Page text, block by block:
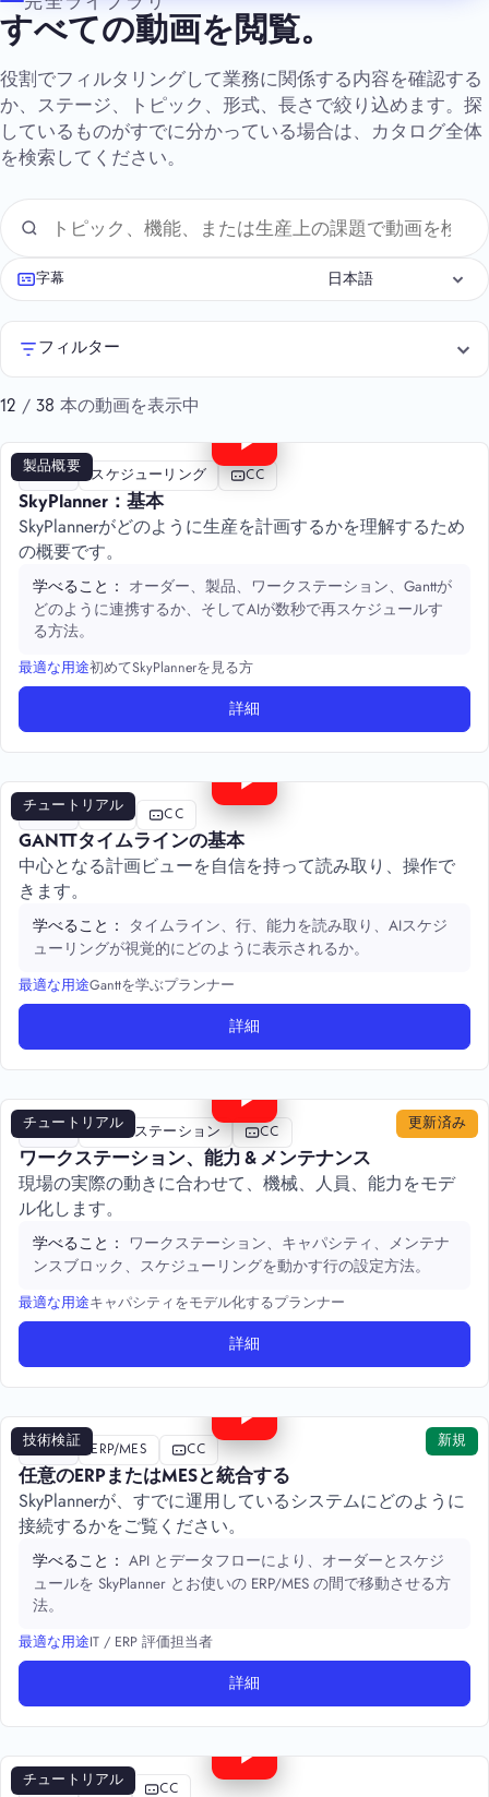
すべての動画を閲覧。
役割でフィルタリングして業務に関係する内容を確認する
か、ステージ、トピック、形式、長さで絞り込めます。探
しているものがすでに分かっている場合は、カタログ全体
を検索してください。
字幕
フィルター
12 / 38 本の動画を表示中
製品概要
探索 スケジューリング CC
SkyPlanner：基本
SkyPlannerがどのように生産を計画するかを理解するため
の概要です。
学べること：
オーダー、製品、ワークステーション、Ganttが
どのように連携するか、そしてAIが数秒で再スケジュールす
る方法。
最適な用途初めてSkyPlannerを見る方
詳細
チュートリアル
探索 Gantt CC
GANTTタイムラインの基本
中心となる計画ビューを自信を持って読み取り、操作で
きます。
学べること：
タイムライン、行、能力を読み取り、AIスケジ
ューリングが視覚的にどのように表示されるか。
最適な用途Ganttを学ぶプランナー
詳細
チュートリアル 更新済み
評価 ワークステーション CC
ワークステーション、能力 & メンテナンス
現場の実際の動きに合わせて、機械、人員、能力をモデ
ル化します。
学べること：
ワークステーション、キャパシティ、メンテナ
ンスブロック、スケジューリングを動かす行の設定方法。
最適な用途キャパシティをモデル化するプランナー
詳細
技術検証 新規
技術 ERP/MES CC
任意のERPまたはMESと統合する
SkyPlannerが、すでに運用しているシステムにどのように
接続するかをご覧ください。
学べること：
API とデータフローにより、オーダーとスケジ
ュールを SkyPlanner とお使いの ERP/MES の間で移動させる方
法。
最適な用途IT / ERP 評価担当者
詳細
チュートリアル
評価 注文 CC